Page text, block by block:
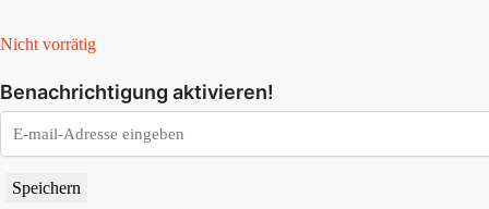
Nicht vorrätig
Benachrichtigung aktivieren!
Speichern